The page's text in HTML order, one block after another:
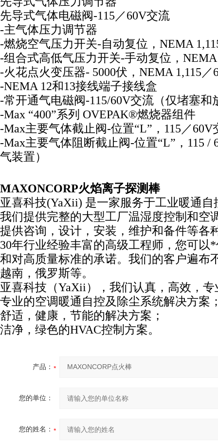
先导式气体电磁阀-115／60V交流
-主气体压力调节器
-燃烧空气压力开关-自动复位，NEMA
-组合式高低气压力开关-手动复位，NEMA
-火花点火变压器- 5000伏，NEMA 1,115／
-NEMA 12和13接线端子接线盒
-常开通气电磁阀-115/60V交流（仅堵塞和
-Max “400”系列 OVEPAK®燃烧器组件
-Max主要气体截止阀-位置“L”，115／60V
-Max主要气体阻断截止阀-位置“L”，115 /
气装置）
MAXONCORP火焰离子探测棒
亚喜科技(YaXii) 是一家服务于工业暖通自
我们提供完整的大型工厂温湿度控制和空
提供咨询，设计，安装，维护和备件等各
30年行业经验丰富的高级工程师，您可以
和对高质量标准的承诺。我们的客户遍布
越南，俄罗斯等。
亚喜科技（YaXii），我们认真，高效，
专业的空调暖通自控及除尘系统解决方案
舒适，健康，节能的解决方案；
洁净，绿色的HVAC控制方案。
产品：
您的单位：
您的姓名：